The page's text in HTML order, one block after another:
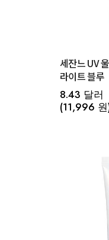
세잔느 UV
라이트 블루
8.43 달러
(11,996